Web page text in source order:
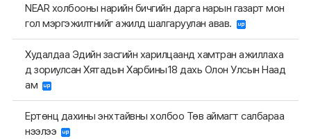
NEAR холбооны нарийн бичгийн дарга нарын газарт мон
гол мэргэжилтнийг ажилд шалгаруулан авав.
Худалдаа Эдийн засгийн харилцаанд хамтран ажиллаха
д зориулсан Хятадын Харбины18 дахь Олон Улсын Наад
ам
Ертөнц дахины энхтайвны холбоо Төв аймагт салбараа
нээлээ